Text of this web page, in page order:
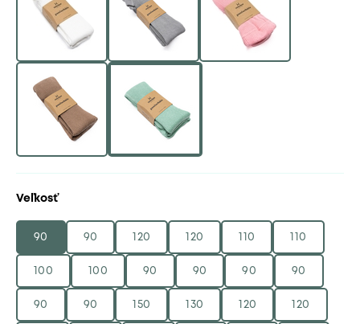
Veľkosť
90 90 120 120 110 110
100 100 90 90 90 90
90 90 150 130 120 120